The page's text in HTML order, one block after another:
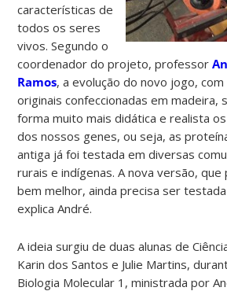
características de
todos os seres
vivos. Segundo o
coordenador do projeto, professor
Ramos, a evolução do novo jogo, com
originais confeccionadas em madeira,
forma muito mais didática e realista
dos nossos genes, ou seja, as
antiga já foi testada em diversas
rurais e indígenas. A nova versão,
bem melhor, ainda precisa ser testada
explica André.
A ideia surgiu de duas alunas de
Karin dos Santos e Julie Martins,
Biologia Molecular 1, ministrada por